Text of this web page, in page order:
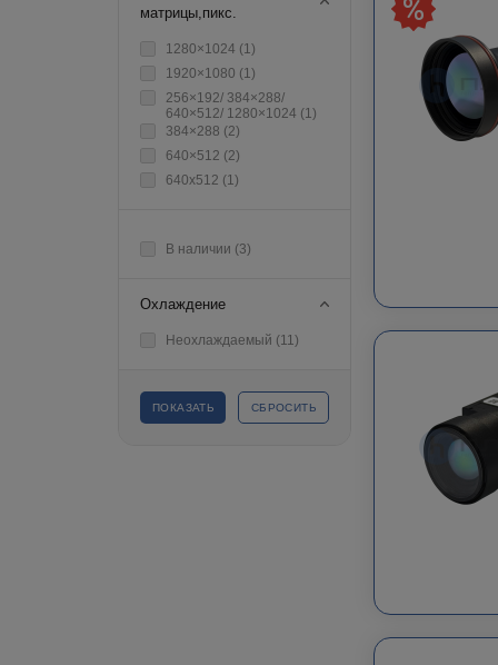
матрицы,пикс.
1280×1024 (1)
1920×1080 (1)
256×192/ 384×288/
640×512/ 1280×1024 (1)
384×288 (2)
640×512 (2)
640х512 (1)
В наличии (3)
Охлаждение
Неохлаждаемый (11)